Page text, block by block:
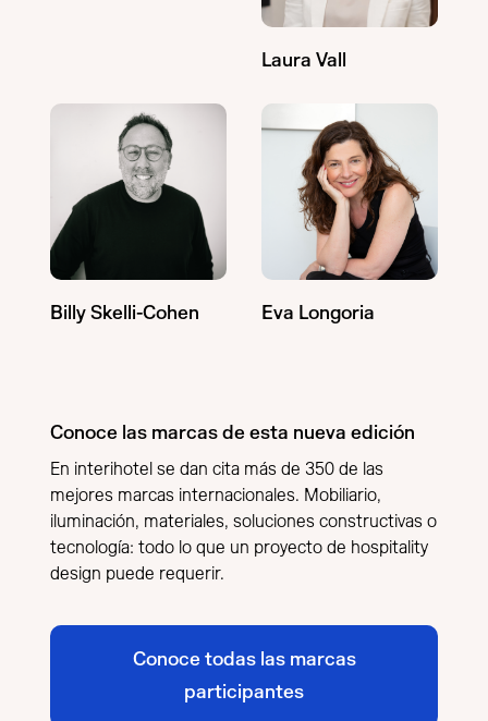
Laura Vall
Billy Skelli-Cohen Eva Longoria
Conoce las marcas de esta nueva edición
En interihotel se dan cita más de 350 de las
mejores marcas internacionales. Mobiliario,
iluminación, materiales, soluciones constructivas o
tecnología: todo lo que un proyecto de hospitality
design puede requerir.
Conoce todas las marcas
participantes